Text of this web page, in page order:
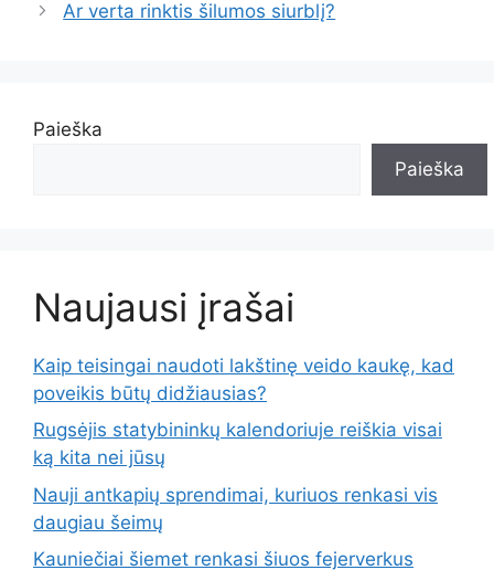
Ar verta rinktis šilumos siurblį?
Paieška
Paieška
Naujausi įrašai
Kaip teisingai naudoti lakštinę veido kaukę, kad
poveikis būtų didžiausias?
Rugsėjis statybininkų kalendoriuje reiškia visai
ką kita nei jūsų
Nauji antkapių sprendimai, kuriuos renkasi vis
daugiau šeimų
Kauniečiai šiemet renkasi šiuos fejerverkus